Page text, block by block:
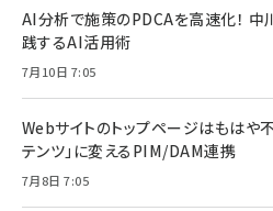
AI分析で施策のPDCAを高速化！
践するAI活用術
7月10日 7:05
Webサイトのトップページはもはや
テンツ」に変えるPIM/DAM連携
7月8日 7:05